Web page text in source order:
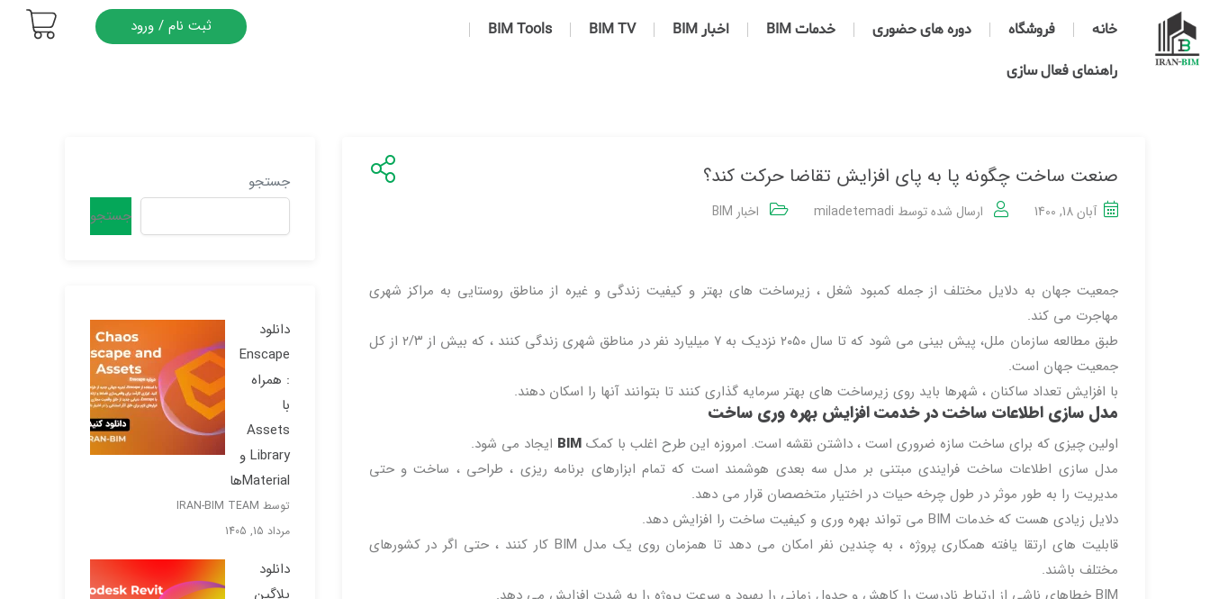
خانه فروشگاه دوره های حضوری خدمات BIM اخبار BIM BIM TV
BIM Tools
راهنمای فعال سازی
ثبت نام / ورود
صنعت ساخت چگونه پا به پای افزایش تقاضا حرکت کند؟
آبان 18, 1400 ارسال شده توسط miladetemadi اخبار BIM
جمعیت جهان به دلایل مختلف از جمله کمبود شغل ، زیرساخت های بهتر و کیفیت زندگی و غیره از مناطق روستایی به مراکز شهری
مهاجرت می کند.
طبق مطالعه سازمان ملل، پیش بینی می شود که تا سال ۲۰۵۰ نزدیک به ۷ میلیارد نفر در مناطق شهری زندگی کنند ، که بیش از ۲/۳ از کل
جمعیت جهان است.
با افزایش تعداد ساکنان ، شهرها باید روی زیرساخت های بهتر سرمایه گذاری کنند تا بتوانند آنها را اسکان دهند.
مدل سازی اطلاعات ساختدر خدمت افزایش بهره وری ساخت
اولین چیزی که برای ساخت سازه ضروری است ، داشتن نقشه است. امروزه این طرح اغلب با کمک BIM ایجاد می شود.
مدل سازی اطلاعات ساخت فرایندی مبتنی بر مدل سه بعدی هوشمند است که تمام ابزارهای برنامه ریزی ، طراحی ، ساخت و حتی
مدیریت را به طور موثر در طول چرخه حیات در اختیار متخصصان قرار می دهد.
دلایل زیادی هست که خدمات BIM می تواند بهره وری و کیفیت ساخت را افزایش دهد.
قابلیت های ارتقا یافته همکاری پروژه ، به چندین نفر امکان می دهد تا همزمان روی یک مدل BIM کار کنند ، حتی اگر در کشورهای
مختلف باشند.
جستجو
جستجو
دانلود
Enscape
: همراه
با
Assets
Library و
Materialها
توسط IRAN-BIM TEAM
مرداد 15, 1405
دانلود
پلاگین